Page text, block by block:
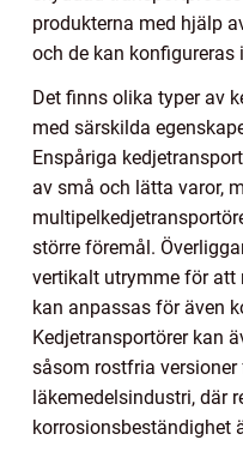
produkterna med hjälp
och de kan konfigureras
Det finns olika typer av
med särskilda
Enspåriga
av små och lätta varor,
större föremål.
vertikalt utrymme för att
kan anpassas för även
Kedjetransportörer kan
såsom rostfria versioner
läkemedelsindustri, där
korrosionsbeständighet